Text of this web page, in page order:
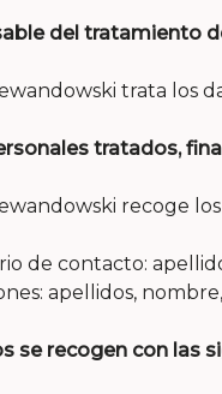
del tratamiento
trata los
tratados,
recoge
de contacto:
apellidos,
se recogen con las